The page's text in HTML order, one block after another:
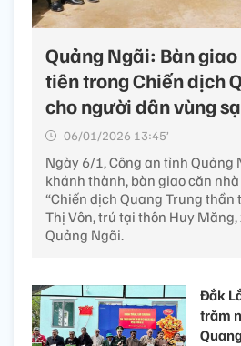
Quảng Ngãi: Bàn
tiên trong Chiến dịch
cho người dân vùng
06/01/2026 13:45’
Ngày 6/1, Công an tỉnh Quảng
khánh thành, bàn giao căn
“Chiến dịch Quang Trung thần
Thị Vôn, trú tại thôn Huy Măng,
Quảng Ngãi.
Đắk
trăm